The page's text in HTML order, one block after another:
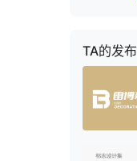
TA的发布